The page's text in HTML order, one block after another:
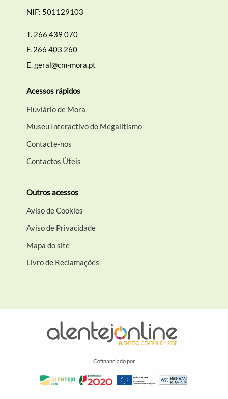
NIF: 501129103
T. 266 439 070
F. 266 403 260
E.geral@cm-mora.pt
Acessos rápidos
Fluviário de Mora
Museu Interactivo do Megalitismo
Contacte-nos
Contactos Úteis
Outros acessos
Aviso de Cookies
Aviso de Privacidade
Mapa do site
Livro de Reclamações
Cofinanciado por